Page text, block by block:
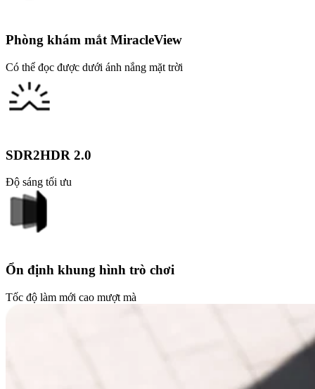
Phòng khám mắt MiracleView
Có thể đọc được dưới ánh nắng mặt trời
SDR2HDR 2.0
Độ sáng tối ưu
Ổn định khung hình trò chơi
Tốc độ làm mới cao mượt mà